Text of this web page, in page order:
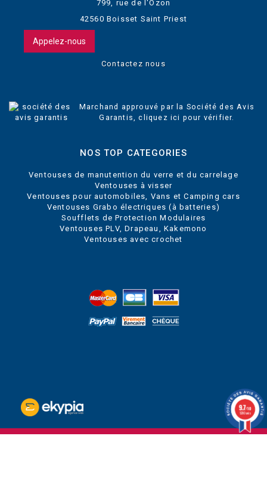
799, rue de l'Ozon
42560 Boisset Saint Priest
Appelez-nous
Contactez nous
Marchand approuvé par la Société des Avis
Garantis,cliquez ici pour vérifier
NOS TOP CATEGORIES
Ventouses de manutention du verre et du carrelage
Ventouses à visser
Ventouses pour automobiles, Vans et Camping cars
Ventouses Grabo électriques (à batteries)
Soufflets de Protection Modulaires
Ventouses PLV, Drapeau, Kakemono
Ventouses avec crochet
9.7/10
1280 avis